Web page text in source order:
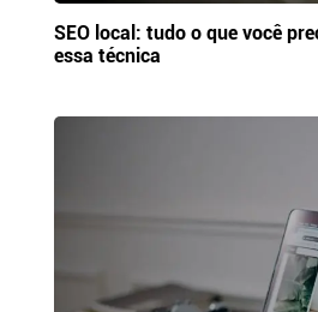
SEO local: tudo o que você
essa técnica